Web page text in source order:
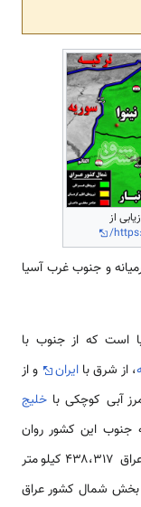
از
و جنوب غرب آسیا
است که از جنوب با
، از شرق باایران
و از
آبی کوچکی با خلیج
جنوب این کشور روان
می‌ریزند. مساحت عراق ۴۳۸،۳۱۷ کیلومتر
بخش شمال کشور عراق